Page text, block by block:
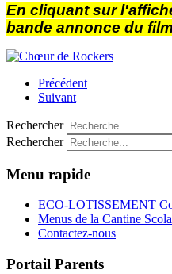
En cliquant sur
bande annonce du
Précédent
Suivant
Rechercher
Rechercher
Menu rapide
ECO-LOTISSEMENT
Menus de la Cantine
Contactez-nous
Portail Parents